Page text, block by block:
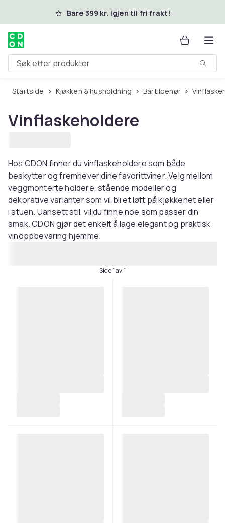
Hopp til hovedinnholdBare 399 kr. igjen til fri frakt!
Søk etter produkter
Startside Kjøkken & husholdning Bartilbehør
Vinflaskeholdere
Hos CDON finner du vinflaskeholdere som både
beskytter og fremhever dine favorittviner. Velg mellom
veggmonterte holdere, stående modeller og
dekorative varianter som vil bli et løft på kjøkkenet eller
i stuen. Uansett stil, vil du finne noe som passer din
smak. CDON gjør det enkelt å lage elegant og praktisk
vinoppbevaring hjemme.
Side 1 av 1